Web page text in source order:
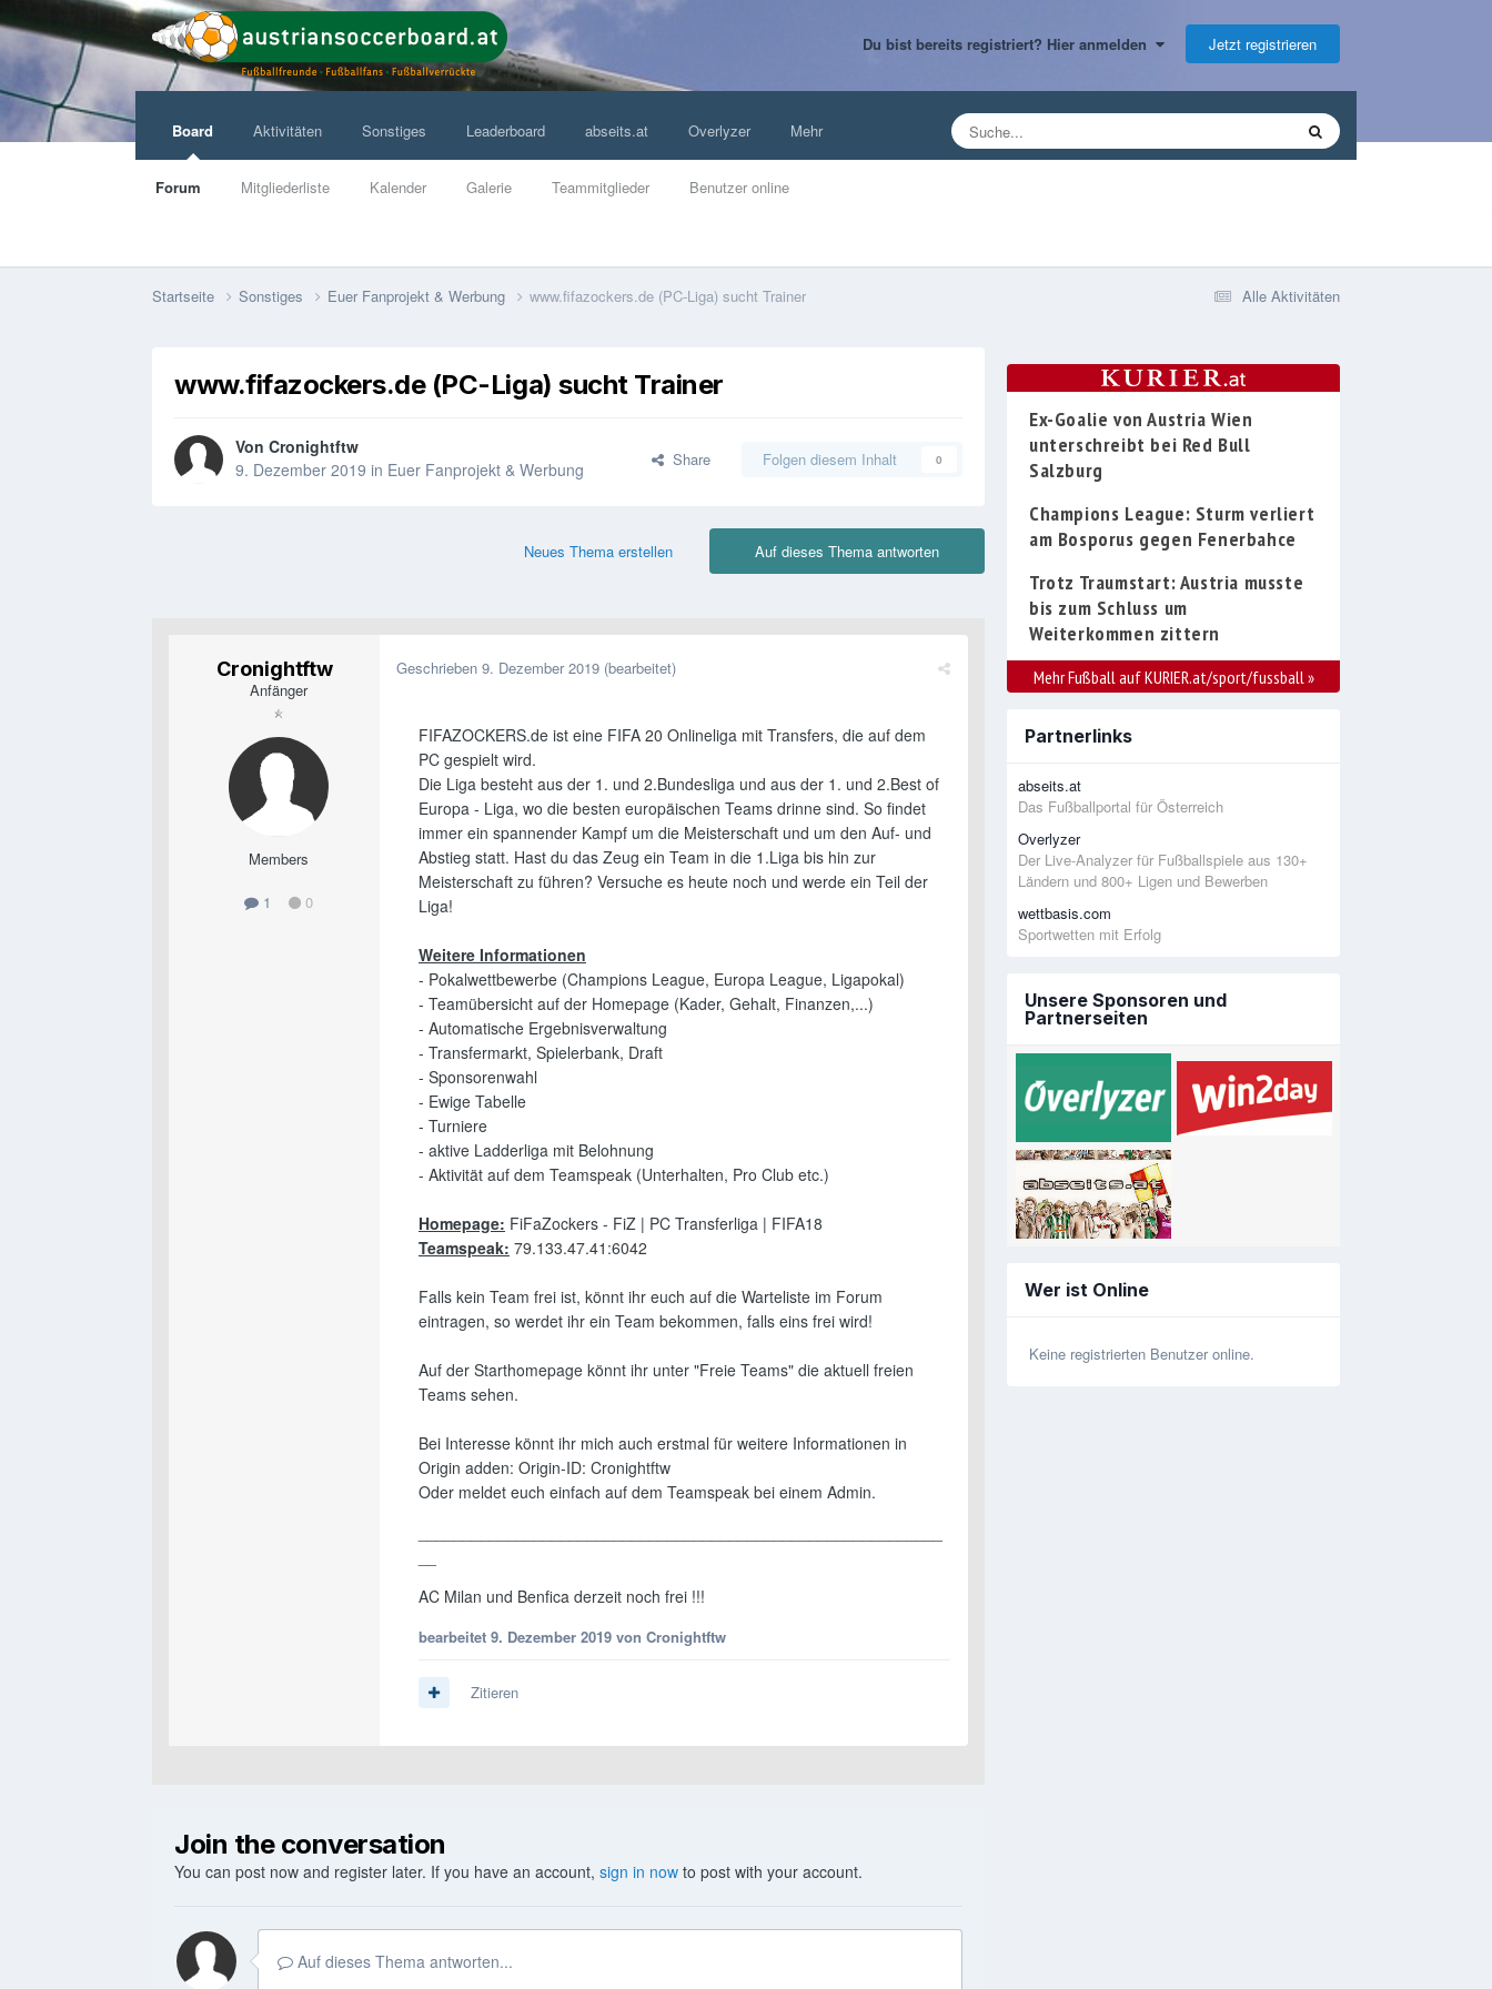
Du bist bereits registriert? Hier anmelden Jetzt registrieren
Board
Forum Mitgliederliste Kalender Galerie Teammitglieder Benutzer online
Aktivitäten Sonstiges Leaderboard abseits.at Overlyzer Mehr
Alle Aktivitäten
Startseite Sonstiges Euer Fanprojekt & Werbung www.fifazockers.de (PC-Liga) sucht Trainer
www.fifazockers.de (PC-Liga) sucht Trainer
Von Cronightftw
9. Dezember 2019 in Euer Fanprojekt & Werbung Share Folgen diesem Inhalt 0
Auf dieses Thema antworten
Neues Thema erstellen
Cronightftw
Anfänger
Members
1 0
Geschrieben 9. Dezember 2019 (bearbeitet)
FIFAZOCKERS.de ist eine FIFA 20 Onlineliga mit Transfers, die auf dem
PC gespielt wird.
Die Liga besteht aus der 1. und 2.Bundesliga und aus der 1. und 2.Best of
Europa - Liga, wo die besten europäischen Teams drinne sind. So findet
immer ein spannender Kampf um die Meisterschaft und um den Auf- und
Abstieg statt. Hast du das Zeug ein Team in die 1.Liga bis hin zur
Meisterschaft zu führen? Versuche es heute noch und werde ein Teil der
Liga!
Weitere Informationen
- Pokalwettbewerbe (Champions League, Europa League, Ligapokal)
- Teamübersicht auf der Homepage (Kader, Gehalt, Finanzen,...)
- Automatische Ergebnisverwaltung
- Transfermarkt, Spielerbank, Draft
- Sponsorenwahl
- Ewige Tabelle
- Turniere
- aktive Ladderliga mit Belohnung
- Aktivität auf dem Teamspeak (Unterhalten, Pro Club etc.)
Homepage: FiFaZockers - FiZ | PC Transferliga | FIFA18
Teamspeak: 79.133.47.41:6042
Falls kein Team frei ist, könnt ihr euch auf die Warteliste im Forum
eintragen, so werdet ihr ein Team bekommen, falls eins frei wird!
Auf der Starthomepage könnt ihr unter "Freie Teams" die aktuell freien
Teams sehen.
Bei Interesse könnt ihr mich auch erstmal für weitere Informationen in
Origin adden: Origin-ID: Cronightftw
Oder meldet euch einfach auf dem Teamspeak bei einem Admin.
AC Milan und Benfica derzeit noch frei !!!
bearbeitet 9. Dezember 2019 von Cronightftw
Zitieren
Join the conversation
You can post now and register later. If you have an account, sign in now to post with your account.
Auf dieses Thema antworten...
Ex-Goalie von Austria Wien
unterschreibt bei Red Bull
Salzburg
Champions League: Sturm verliert
am Bosporus gegen Fenerbahce
Trotz Traumstart: Austria musste
bis zum Schluss um
Weiterkommen zittern
Mehr Fußball auf KURIER.at/sport/fussball »
Partnerlinks
abseits.at
Das Fußballportal für Österreich
Overlyzer
Der Live-Analyzer für Fußballspiele aus 130+
Ländern und 800+ Ligen und Bewerben
wettbasis.com
Sportwetten mit Erfolg
Unsere Sponsoren und
Partnerseiten
Wer ist Online
Keine registrierten Benutzer online.